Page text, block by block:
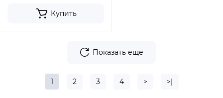
Купить
Показать еще
1 2 3 4 > >|